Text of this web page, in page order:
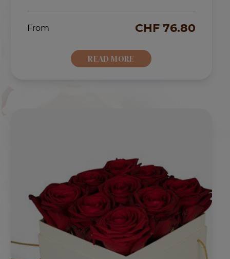
From CHF76.80
READ MORE